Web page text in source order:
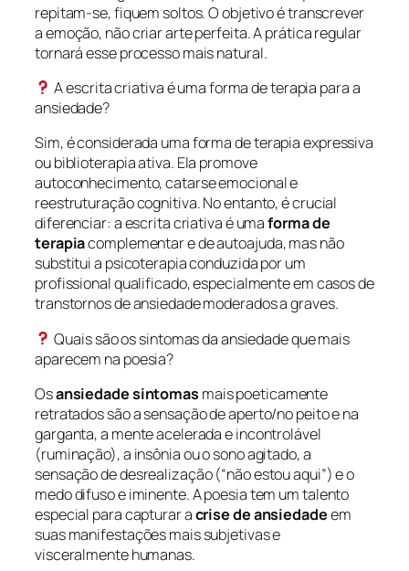
repitam-se, fiquem soltos. O objetivo é transcrever
a emoção, não criar arte perfeita. A prática regular
tornará esse processo mais natural.
A escrita criativa é uma forma de terapia para a
ansiedade?
Sim, é considerada uma forma deterapia expressiva
oubiblioterapia ativa. Ela promove
autoconhecimento, catarse emocional e
reestruturação cognitiva. No entanto, é crucial
diferenciar: a escrita criativa é umaforma de
terapiacomplementar e de autoajuda, mas não
substitui a psicoterapia conduzida por um
profissional qualificado, especialmente em casos de
transtornos de ansiedade moderados a graves.
Quais são os sintomas da ansiedade que mais
aparecem na poesia?
Osansiedade sintomas mais poeticamente
retratados são a sensação de aperto/no peito e na
garganta, a mente acelerada e incontrolável
(ruminação), a insônia ou o sono agitado, a
sensação de desrealização (“não estou aqui”) e o
medo difuso e iminente. A poesia tem um talento
especial para capturar acrise de ansiedadeem
suas manifestações mais subjetivas e
visceralmente humanas.